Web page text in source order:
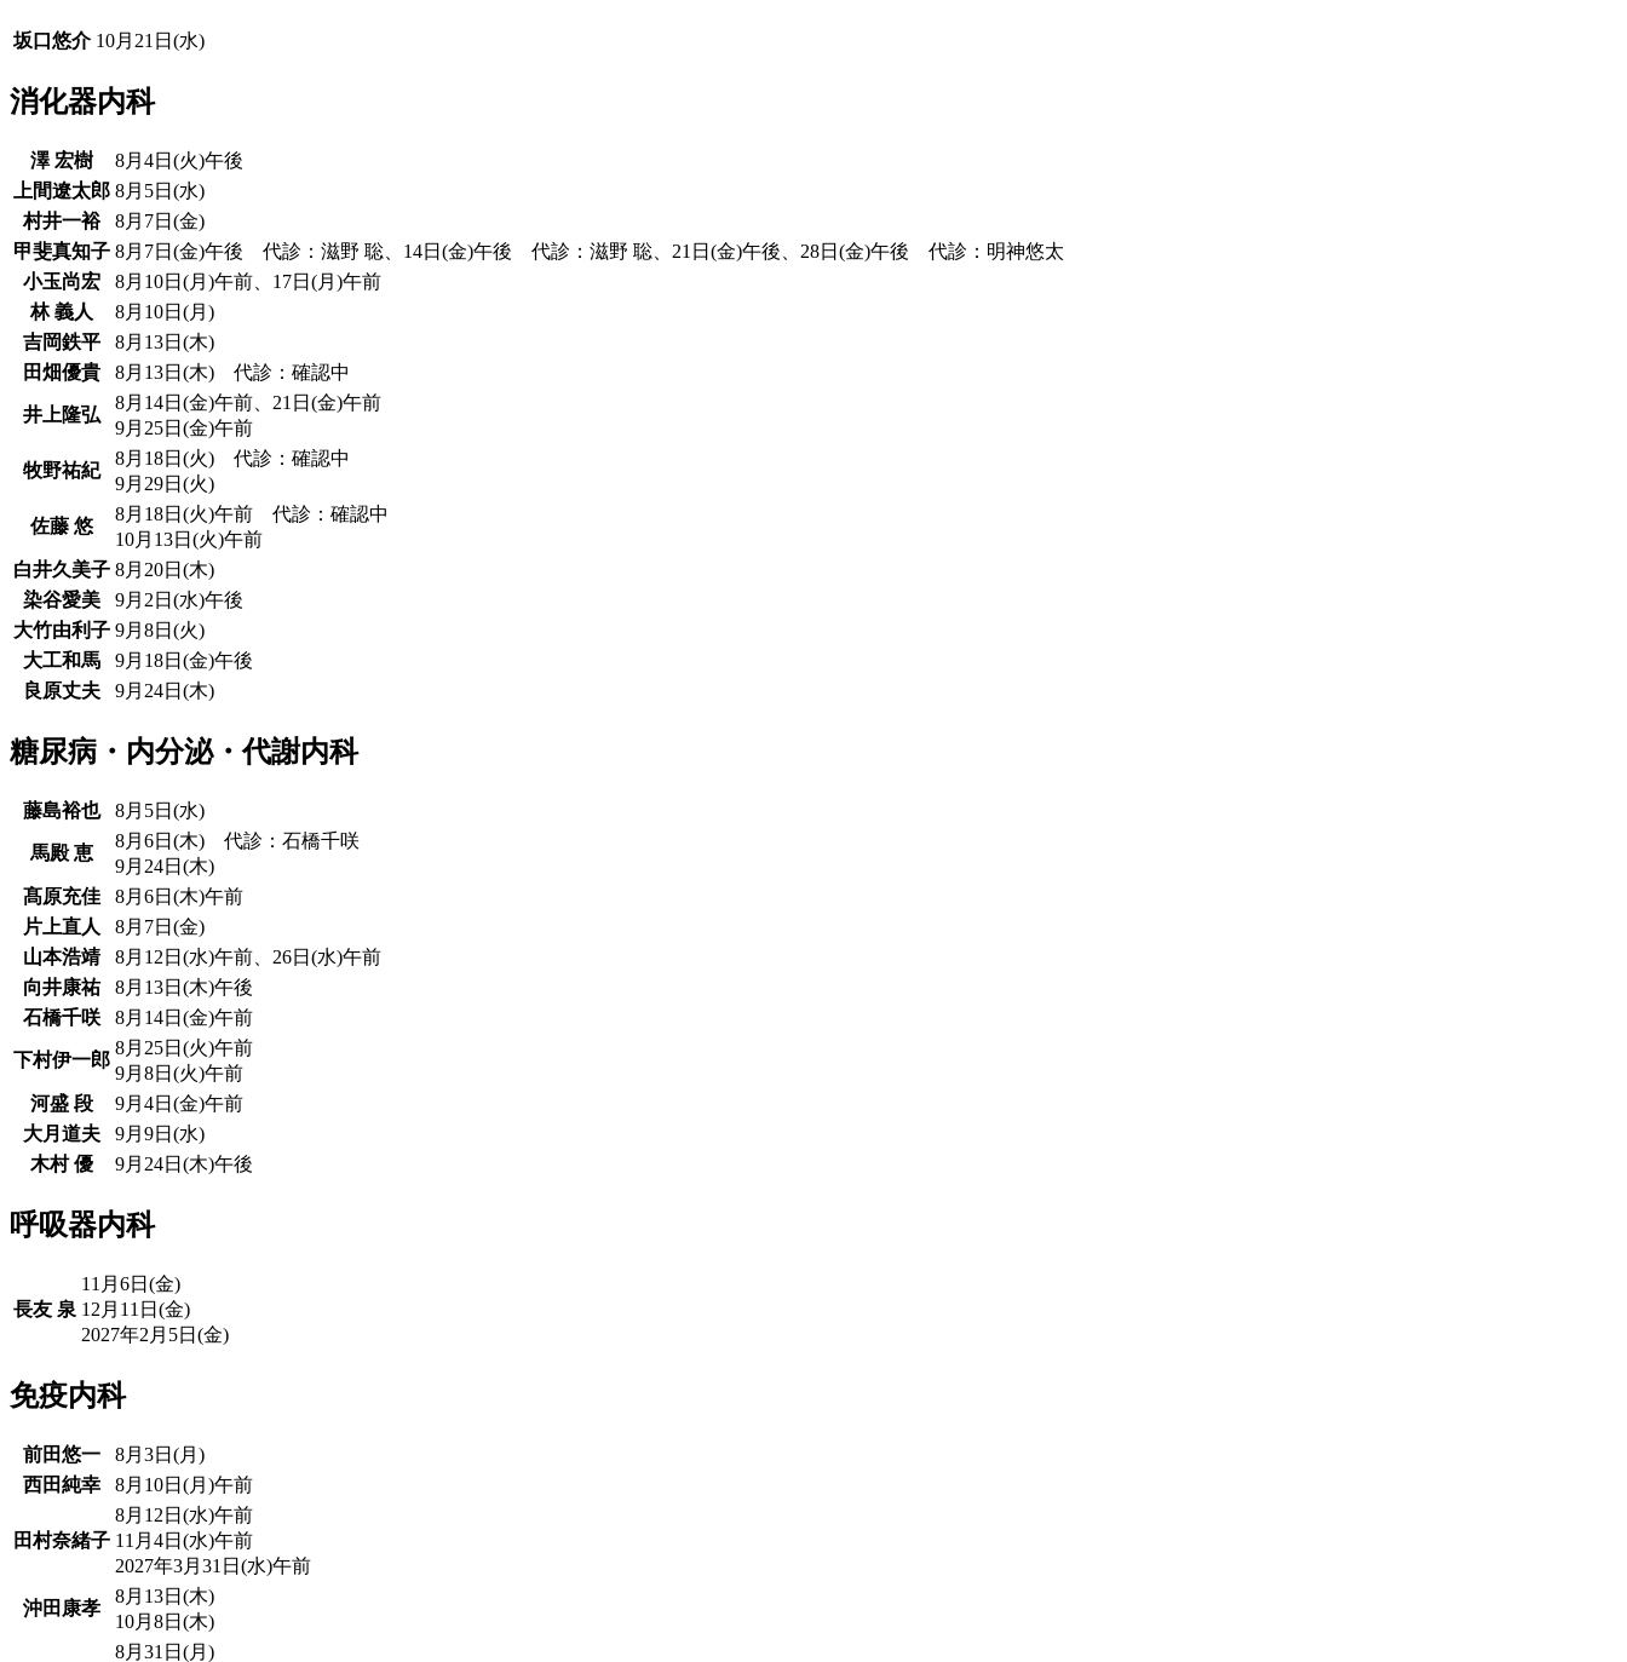
坂口悠介 10月21日(水)
消化器内科
澤 宏樹
8月4日(火)午後
上間遼太郎 8月5日(水)
村井一裕
8月7日(金)
甲斐真知子 8月7日(金)午後 代診：滋野 聡、14日(金)午後 代診：滋野 聡、21日(金)午後、28日(金)午後 代診：明神悠太
小玉尚宏
8月10日(月)午前、17日(月)午前
林 義人
8月10日(月)
吉岡鉄平
8月13日(木)
田畑優貴
8月13日(木) 代診：確認中
井上隆弘
8月14日(金)午前、21日(金)午前
9月25日(金)午前
牧野祐紀
8月18日(火) 代診：確認中
9月29日(火)
佐藤 悠
8月18日(火)午前 代診：確認中
10月13日(火)午前
白井久美子 8月20日(木)
染谷愛美
9月2日(水)午後
大竹由利子 9月8日(火)
大工和馬
9月18日(金)午後
良原丈夫
9月24日(木)
糖尿病・内分泌・代謝内科
藤島裕也 8月5日(水)
馬殿 恵
8月6日(木) 代診：石橋千咲
9月24日(木)
髙原充佳
8月6日(木)午前
片上直人
8月7日(金)
山本浩靖
8月12日(水)午前、26日(水)午前
向井康祐
8月13日(木)午後
石橋千咲
8月14日(金)午前
下村伊一郎
8月25日(火)午前
9月8日(火)午前
河盛 段
9月4日(金)午前
大月道夫
9月9日(水)
木村 優
9月24日(木)午後
呼吸器内科
長友 泉
11月6日(金)
12月11日(金)
2027年2月5日(金)
免疫内科
前田悠一
8月3日(月)
西田純幸
8月10日(月)午前
田村奈緒子
8月12日(水)午前
11月4日(水)午前
2027年3月31日(水)午前
沖田康孝
8月13日(木)
10月8日(木)
8月31日(月)